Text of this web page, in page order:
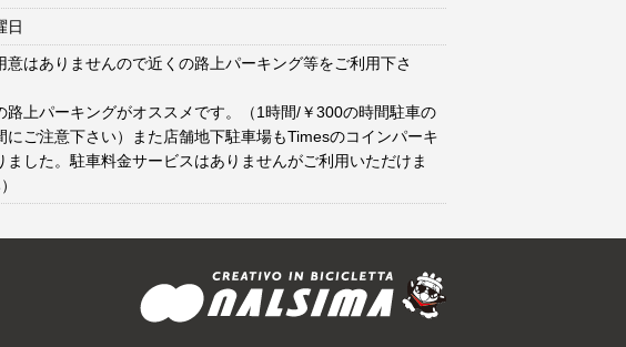
日
意はありませんので近くの路上パーキング等をご利用下さ
路上パーキングがオススメです。（1時間/￥300の時間駐車の
にご注意下さい）また店舗地下駐車場もTimesのコインパーキ
ました。駐車料金サービスはありませんがご利用いただけま